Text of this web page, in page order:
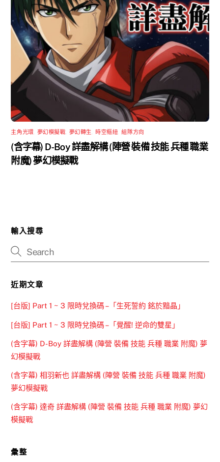
主角光環 夢幻模擬戰 夢幻轉生 時空樞紐 ,組隊方向
(含字幕) D-Boy 詳盡解構 (陣營 裝備 技能 兵種 職業
附魔) 夢幻模擬戰
輸入搜尋
近期文章
[台版] Part 1 ~ 3 限時兌換碼 –「生死誓約 銘於黯晶」
[台版] Part 1 ~ 3 限時兌換碼 –「覺醒! 逆命的雙星」
(含字幕) D-Boy 詳盡解構 (陣營 裝備 技能 兵種 職業 附魔) 夢
幻模擬戰
(含字幕) 相羽新也 詳盡解構 (陣營 裝備 技能 兵種 職業 附魔)
夢幻模擬戰
(含字幕) 達奇 詳盡解構 (陣營 裝備 技能 兵種 職業 附魔) 夢幻
模擬戰
彙整